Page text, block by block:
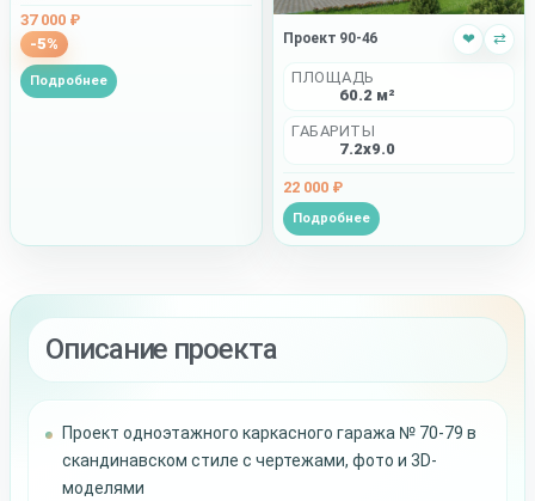
37 000 ₽
-5%
Подробнее
Проект 90-46 ❤ ⇄
ПЛОЩАДЬ
60.2 м²
ГАБАРИТЫ
7.2x9.0
22 000 ₽
Подробнее
Описание проекта
Проект одноэтажного каркасного гаража № 70-79 в
скандинавском стиле с чертежами, фото и 3D-
моделями